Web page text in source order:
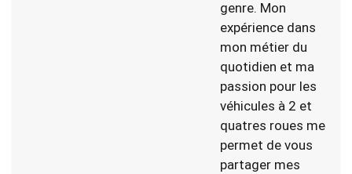
genre. Mon
expérience dans
mon métier du
quotidien et ma
passion pour les
véhicules à 2 et
quatres roues me
permet de vous
partager mes